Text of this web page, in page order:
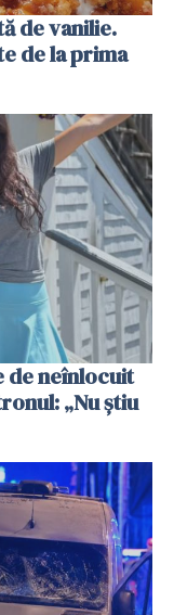
de vanilie.
de la prima
de neînlocuit
„Nu știu